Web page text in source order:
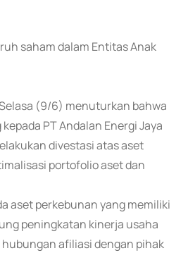
saham dalam Entitas Anak
(9/6) menuturkan bahwa
PT Andalan Energi Jaya
divestasi atas aset
portofolio aset dan
aset perkebunan yang memiliki
peningkatan kinerja usaha
afiliasi dengan pihak